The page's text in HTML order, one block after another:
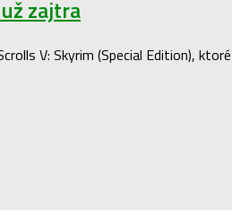
zajtra
V: Skyrim (Special Edition),